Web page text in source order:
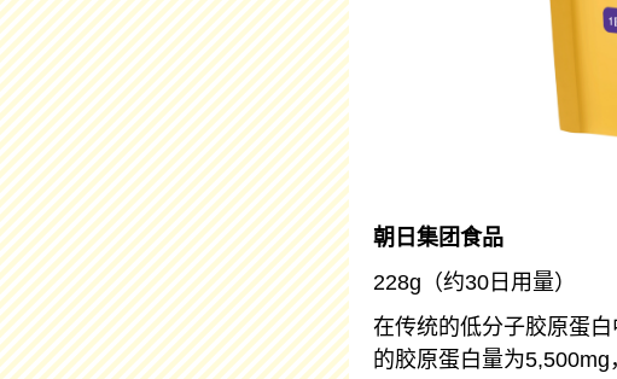
朝日集团食品
228g（约30日用量）
在传统的低分子胶原蛋
的胶原蛋白量为